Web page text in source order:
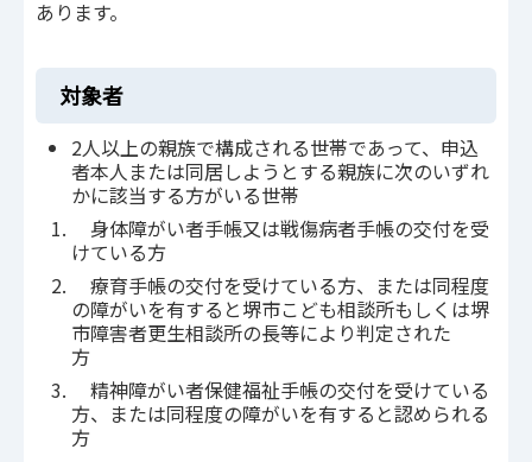
あります。
対象者
2人以上の親族で構成される世帯であって、申込
者本人または同居しようとする親族に次のいずれ
かに該当する方がいる世帯
身体障がい者手帳又は戦傷病者手帳の交付を受
けている方
療育手帳の交付を受けている方、または同程度
の障がいを有すると堺市こども相談所もしくは堺
市障害者更生相談所の長等により判定された
方
精神障がい者保健福祉手帳の交付を受けている
方、または同程度の障がいを有すると認められる
方